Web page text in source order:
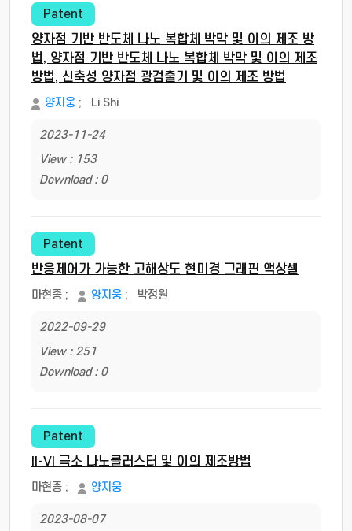
Patent
양자점 기반 반도체 나노 복합체 박막 및 이의 제조 방
법, 양자점 기반 반도체 나노 복합체 박막 및 이의 제조
방법, 신축성 양자점 광검출기 및 이의 제조 방법
양지웅 ; Li Shi
2023-11-24
View : 153
Download : 0
Patent
반응제어가 가능한 고해상도 현미경 그래핀 액상셀
마현종 ; 양지웅 ; 박정원
2022-09-29
View : 251
Download : 0
Patent
II-VI 극소 나노클러스터 및 이의 제조방법
마현종 ; 양지웅
2023-08-07